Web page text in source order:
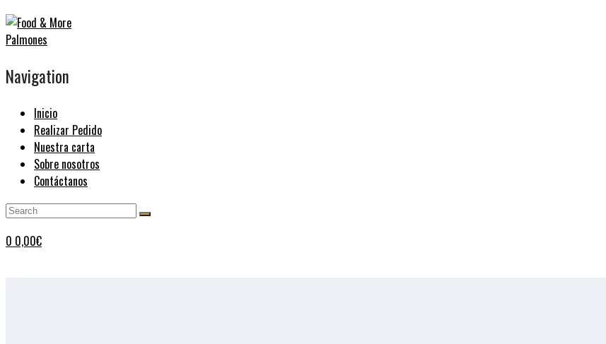
Navigation
Inicio
Realizar Pedido
Nuestra carta
Sobre nosotros
Contáctanos
0 0,00€